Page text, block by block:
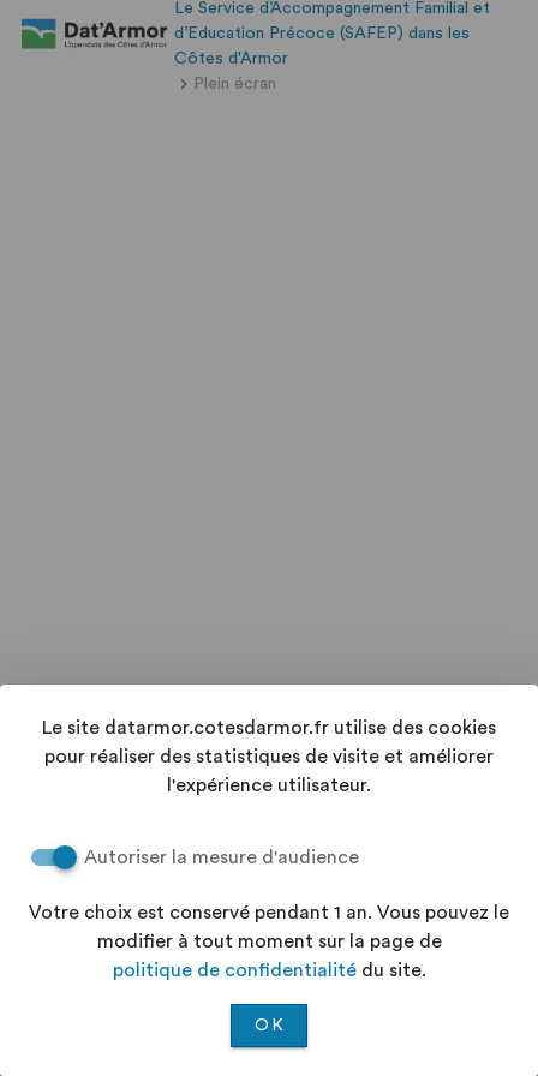
Le Service d’Accompagnement Familial et
d’Education Précoce (SAFEP) dans les
Côtes d'Armor
Plein écran
Le site datarmor.cotesdarmor.fr utilise des cookies
pour réaliser des statistiques de visite et améliorer
l'expérience utilisateur.
Autoriser la mesure d'audience
Votre choix est conservé pendant 1 an. Vous pouvez le
modifier à tout moment sur la page de
politique de confidentialitédu site.
OK